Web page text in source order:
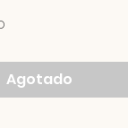
Agotado